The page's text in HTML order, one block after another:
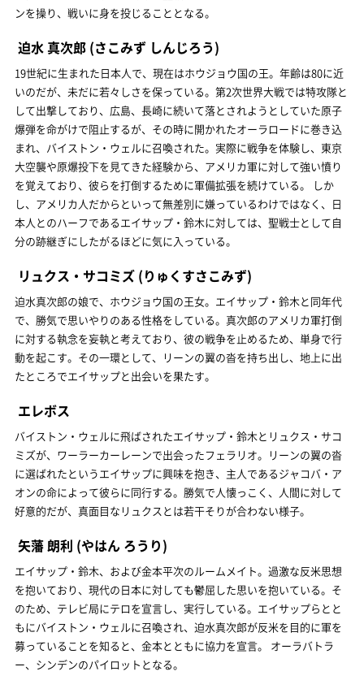
ンを操り、戦いに身を投じることとなる。
迫水 真次郎 (さこみず しんじろう)
19世紀に生まれた日本人で、現在はホウジョウ国の王。年齢は80に近
いのだが、未だに若々しさを保っている。第2次世界大戦では特攻隊と
して出撃しており、広島、長崎に続いて落とされようとしていた原子
爆弾を命がけで阻止するが、その時に開かれたオーラロードに巻き込
まれ、バイストン・ウェルに召喚された。実際に戦争を体験し、東京
大空襲や原爆投下を見てきた経験から、アメリカ軍に対して強い憤り
を覚えており、彼らを打倒するために軍備拡張を続けている。 しか
し、アメリカ人だからといって無差別に嫌っているわけではなく、日
本人とのハーフであるエイサップ・鈴木に対しては、聖戦士として自
分の跡継ぎにしたがるほどに気に入っている。
リュクス・サコミズ (りゅくすさこみず)
迫水真次郎の娘で、ホウジョウ国の王女。エイサップ・鈴木と同年代
で、勝気で思いやりのある性格をしている。真次郎のアメリカ軍打倒
に対する執念を妄執と考えており、彼の戦争を止めるため、単身で行
動を起こす。その一環として、リーンの翼の沓を持ち出し、地上に出
たところでエイサップと出会いを果たす。
エレボス
バイストン・ウェルに飛ばされたエイサップ・鈴木とリュクス・サコ
ミズが、ワーラーカーレーンで出会ったフェラリオ。リーンの翼の沓
に選ばれたというエイサップに興味を抱き、主人であるジャコバ・ア
オンの命によって彼らに同行する。勝気で人懐っこく、人間に対して
好意的だが、真面目なリュクスとは若干そりが合わない様子。
矢藩 朗利 (やはん ろうり)
エイサップ・鈴木、および金本平次のルームメイト。過激な反米思想
を抱いており、現代の日本に対しても鬱屈した思いを抱いている。そ
のため、テレビ局にテロを宣言し、実行している。エイサップらとと
もにバイストン・ウェルに召喚され、迫水真次郎が反米を目的に軍を
募っていることを知ると、金本とともに協力を宣言。 オーラバトラ
ー、シンデンのパイロットとなる。